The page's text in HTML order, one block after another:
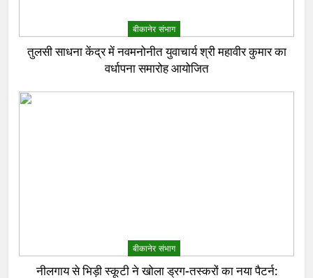
बीकानेर संभाग
तुलसी साधना केंद्र में नवमनोनीत युवाचार्य श्री महावीर कुमार का
वर्धापना समारोह आयोजित
बीकानेर संभाग
नीलगाय से भिड़ी स्कूटी ने खोला ड्रग-तस्करों का नया पैटर्न: